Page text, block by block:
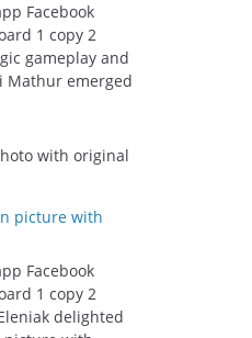
Facebook
1 copy 2
gameplay and
Mathur emerged
picture with
Facebook
1 copy 2
delighted